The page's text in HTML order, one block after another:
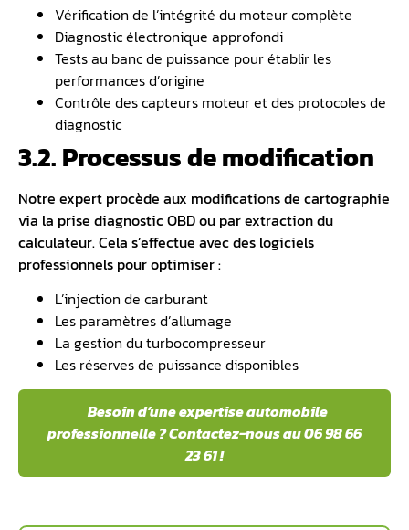
Vérification de l’intégrité du moteur complète
Diagnostic électronique approfondi
Tests au banc de puissance pour établir les
performances d’origine
Contrôle des capteurs moteur et des protocoles de
diagnostic
3.2. Processus de modification
Notre expert procède aux modifications de cartographie
via la prise diagnostic OBDou par extraction du
calculateur. Cela s’effectue avec des logiciels
professionnels pour optimiser :
L’injection de carburant
Les paramètres d’allumage
La gestion du turbocompresseur
Les réserves de puissance disponibles
️ Besoin d’une expertise automobile
professionnelle ? Contactez-nous au 06 98 66
23 61 !